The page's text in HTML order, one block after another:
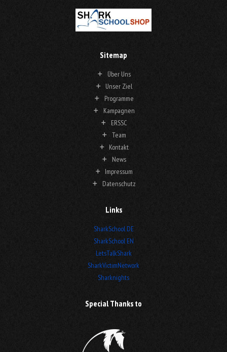
Sitemap
Über Uns
Unser Ziel
Programme
Kampagnen
ERSSC
Team
Kontakt
News
Impressum
Datenschutz
Links
SharkSchool DE
SharkSchool EN
LetsTalkShark
SharkVictimNetwork
Sharknights
Special Thanks to